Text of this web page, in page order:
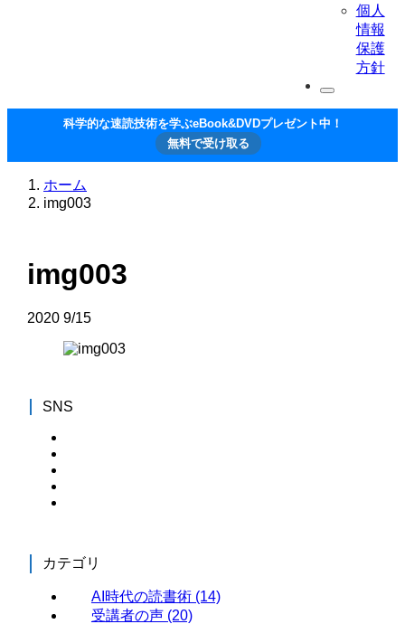
個人
情報
保護
方針
科学的な速読技術を学ぶeBook&DVDプレゼント中！
無料で受け取る
ホーム
img003
img003
2020 9/15
SNS
カテゴリ
AI時代の読書術 (14)
受講者の声 (20)